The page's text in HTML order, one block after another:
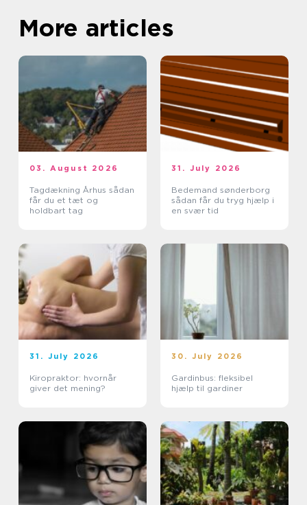
More articles
03. August 2026
Tagdækning Århus sådan
får du et tæt og
holdbart tag
31. July 2026
Bedemand sønderborg
sådan får du tryg hjælp i
en svær tid
31. July 2026
Kiropraktor: hvornår
giver det mening?
30. July 2026
Gardinbus: fleksibel
hjælp til gardiner